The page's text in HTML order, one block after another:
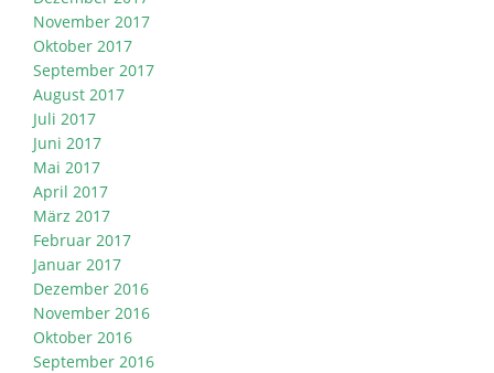
November 2017
Oktober 2017
September 2017
August 2017
Juli 2017
Juni 2017
Mai 2017
April 2017
März 2017
Februar 2017
Januar 2017
Dezember 2016
November 2016
Oktober 2016
September 2016